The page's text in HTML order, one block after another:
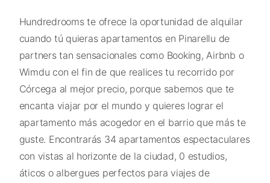
Hundredrooms te ofrece la oportunidad de alquilar
cuando tú quieras apartamentos en Pinarellu de
partners tan sensacionales como Booking, Airbnb o
Wimdu con el fin de que realices tu recorrido por
Córcega al mejor precio, porque sabemos que te
encanta viajar por el mundo y quieres lograr el
apartamento más acogedor en el barrio que más te
guste. Encontrarás 34 apartamentos espectaculares
con vistas al horizonte de la ciudad, 0 estudios,
áticos o albergues perfectos para viajes de